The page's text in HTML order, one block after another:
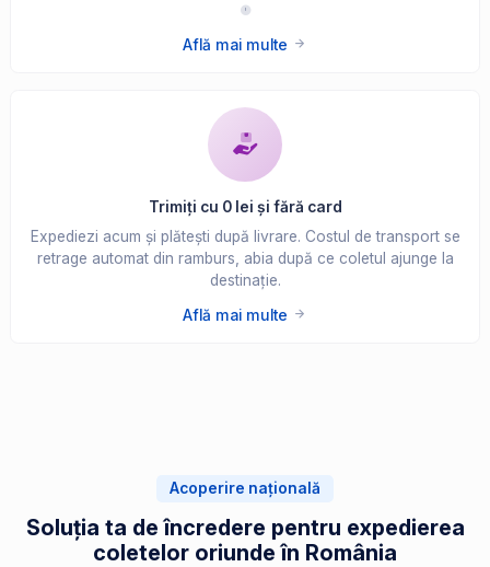
Află mai multe
Trimiți cu 0 lei și fără card
Expediezi acum și plătești după livrare. Costul de transport se
retrage automat din ramburs, abia după ce coletul ajunge la
destinație.
Află mai multe
Acoperire națională
Soluția ta de încredere pentru expedierea
coletelor oriunde în România